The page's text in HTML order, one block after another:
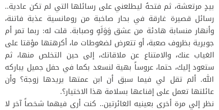
بيدٍ مرتعشة، ثم فتحهُ ليطلعني على رسائلها التي لم تكن عادية..
رسائل قصيرة غارقة في بحار صاخبة من رومانسية عذبة فاتنة،
وأنهار منسابة هادئة من عشق وَوَلَهٍ وصبابة. قلت له: ربما تمر أم
جويرية بظروف صعبة، أو تتعرض لضغوطات ما، أكرهتها مؤقتا على
الغياب عنك، والامتناع عن ملاقاتك، إلى حين التخلص منها، ثم
ستعود إليك، حتما، عروساً بهية لنسعد بكما في حفل جميل يباركه
الله. ألم تقل لي فيما سبق أن ابن عمتها يريدها زوجة؟ وأن
عائلتها تعمل على إقناعها بسلامة هذا الاختيار؟.
نظر إلي مرة أخرى بعينيه الغائرتين.. كنت أرى فيهما شخصاً آخر لا